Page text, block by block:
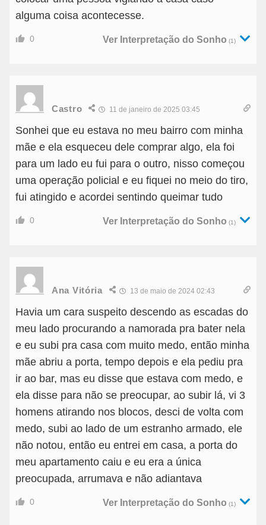
alguma coisa acontecesse.
0 Ver Interpretação do Sonho (1)
Castro 11 de janeiro de 2025 03:45
Sonhei que eu estava no meu bairro com minha
mãe e ela esqueceu dele comprar algo, ela foi
para um lado eu fui para o outro, nisso começou
uma operação policial e eu fiquei no meio do tiro,
fui atingido e acordei sentindo queimar tudo
0 Ver Interpretação do Sonho (1)
Ana Vitória 13 de maio de 2024 02:43
Havia um cara suspeito descendo as escadas do
meu lado procurando a namorada pra bater nela
e eu subi pra casa com muito medo, então minha
mãe abriu a porta, tempo depois e ela pediu pra
ir ao bar, mas eu disse que estava com medo, e
ela disse para não se preocupar, ao subir lá, vi 3
homens atirando nos blocos, desci de volta com
medo, subi ao lado de um estranho armado, ele
não notou, então eu entrei em casa, a porta do
meu apartamento caiu e eu era a única
preocupada, arrumava e não adiantava
0 Ver Interpretação do Sonho (1)